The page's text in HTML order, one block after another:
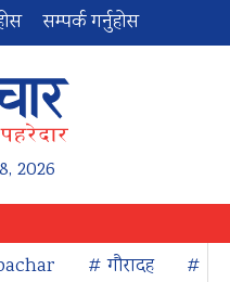
सम्पर्क गर्नुहोस
2026
# गौरादह
#